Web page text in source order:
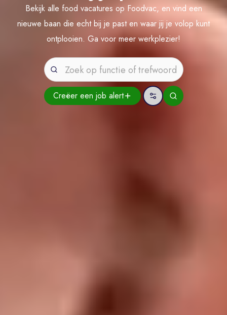
Bekijk alle food vacatures op Foodvac, en vind een
nieuwe baan die echt bij je past en waar jij je volop kunt
ontplooien. Ga voor meer werkplezier!
Creëer een job alert